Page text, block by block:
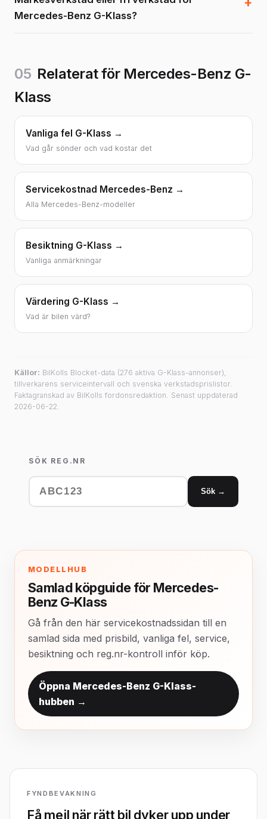
Mercedes-Benz G-Klass?
05 Relaterat för Mercedes-Benz G-
Klass
Vanliga fel G-Klass →
Vad går sönder och vad kostar det
Servicekostnad Mercedes-Benz →
Alla Mercedes-Benz-modeller
Besiktning G-Klass →
Vanliga anmärkningar
Värdering G-Klass →
Vad är bilen värd?
Källor: BilKolls Blocket-data (276 aktiva G-Klass-annonser),
tillverkarens serviceintervall och svenska verkstadsprislistor.
Faktagranskad av BilKolls fordonsredaktion. Senast uppdaterad
2026-06-22.
SÖK REG.NR
Sök →
MODELLHUB
Samlad köpguide för Mercedes-
Benz G-Klass
Gå från den här servicekostnadssidan till en
samlad sida med prisbild, vanliga fel, service,
besiktning och reg.nr-kontroll inför köp.
Öppna Mercedes-Benz G-Klass-
hubben →
FYNDBEVAKNING
Få mejl när rätt bil dyker upp under